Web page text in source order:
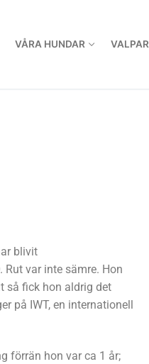
VÅRA HUNDAR VALPAR
blivit
var inte sämre. Hon
så fick hon aldrig det
på IWT, en internationell
förrän hon var ca 1 år;